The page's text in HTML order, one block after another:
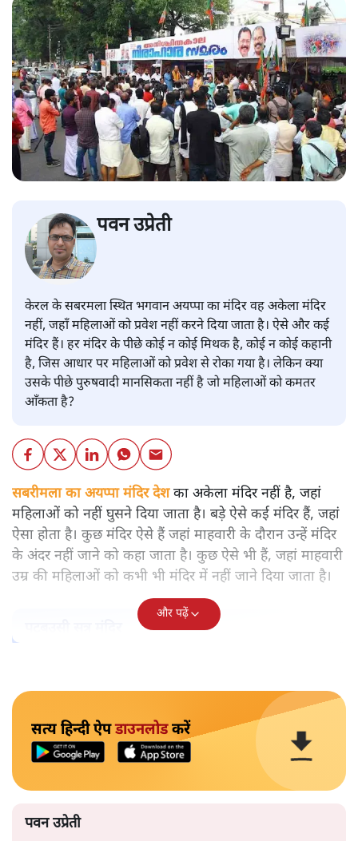
पवन उप्रेती
केरल के सबरमला स्थित भगवान अयप्पा का मंदिर वह अकेला मंदिर
नहीं, जहाँ महिलाओं को प्रवेश नहीं करने दिया जाता है। ऐसे और कई
मंदिर हैं। हर मंदिर के पीछे कोई न कोई मिथक है, कोई न कोई कहानी
है, जिस आधार पर महिलाओं को प्रवेश से रोका गया है। लेकिन क्या
उसके पीछे पुरुषवादी मानसिकता नहीं है जो महिलाओं को कमतर
आँकता है?
सबरीमला का अयप्पा मंदिर देशका अकेला मंदिर नहीं है, जहां
महिलाओं को नहीं घुसने दिया जाता है। बड़े ऐसे कई मंदिर हैं, जहां
ऐसा होता है। कुछ मंदिर ऐसे हैं जहां माहवारी के दौरान उन्हें मंदिर
के अंदर नहीं जाने को कहा जाता है। कुछ ऐसे भी हैं, जहां माहवारी
उम्र की महिलाओं को कभी भी मंदिर में नहीं जाने दिया जाता है।
और पढ़ें
सत्य हिन्दी ऐपडाउनलोडकरें
पवन उप्रेती